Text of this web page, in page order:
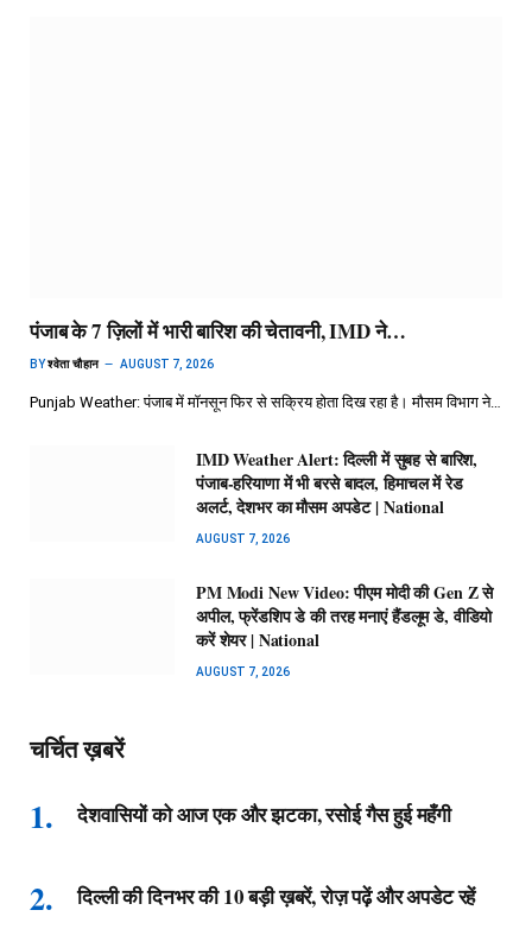
पंजाब के 7 ज़िलों में भारी बारिश की चेतावनी, IMD ने…
BYश्वेता चौहान AUGUST 7, 2026
Punjab Weather: पंजाब में मॉनसून फिर से सक्रिय होता दिख रहा है। मौसम विभाग ने…
IMD Weather Alert: दिल्ली में सुबह से बारिश,
पंजाब-हरियाणा में भी बरसे बादल, हिमाचल में रेड
अलर्ट, देशभर का मौसम अपडेट | National
AUGUST 7, 2026
PM Modi New Video: पीएम मोदी की Gen Z से
अपील, फ्रेंडशिप डे की तरह मनाएं हैंडलूम डे, वीडियो
करें शेयर | National
AUGUST 7, 2026
चर्चित ख़बरें
देशवासियों को आज एक और झटका, रसोई गैस हुई महँगी
दिल्ली की दिनभर की 10 बड़ी ख़बरें, रोज़ पढ़ें और अपडेट रहें